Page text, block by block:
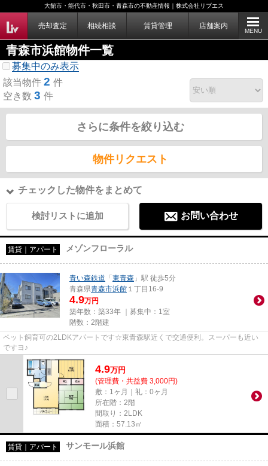
大館市・能代市・秋田市・青森市の不動産情報｜株式会社リブエス
売却査定 相続相談 賃貸管理 店舗案内
MENU
青森市浜館物件一覧
募集中のみ表示
該当物件 2 件
空き数 3 件
さらに条件を絞り込む
物件リクエスト
チェックした物件をまとめて
検討リストに追加 お問い合わせ
賃貸｜アパート メゾンフローラル
青い森鉄道 「 東青森 」駅 徒歩5分
青森県青森市浜館 １丁目16-9
4.9万円
築年数：築33年 ｜募集中： 1室
階数：2階建
ペット飼育可の2LDKアパートです☆東青森駅近くで交通便利。スーパーも近い
ですヨ♪
4.9万円
(管理費・共益費 3,000円)
敷：1ヶ月｜礼：0ヶ月
所在階：2階
間取り：2LDK
面積：57.13㎡
賃貸｜アパート サンモール浜館